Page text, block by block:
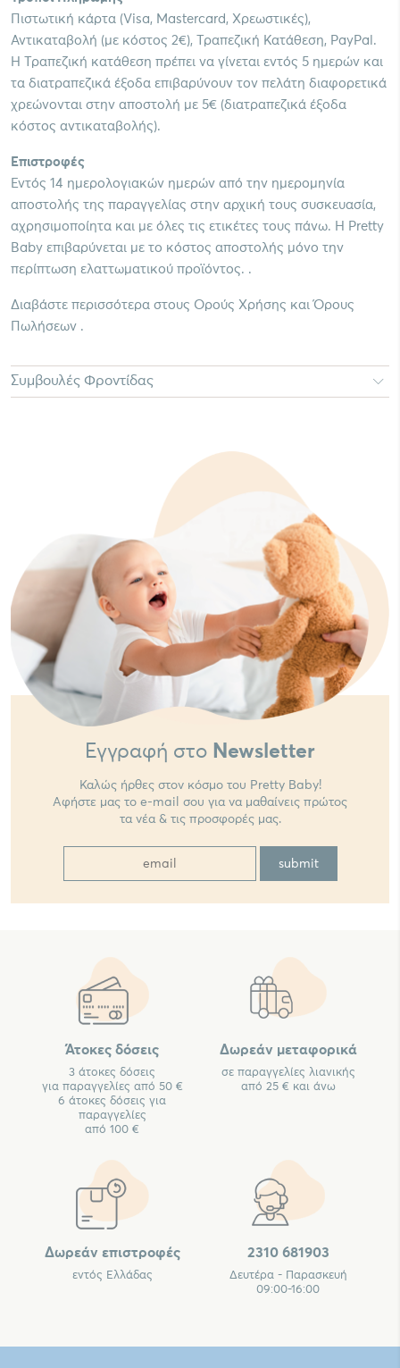
Πιστωτική κάρτα (Visa, Mastercard, Χρεωστικές),
Αντικαταβολή (με κόστος 2€), Τραπεζική Κατάθεση, PayPal.
Η Τραπεζική κατάθεση πρέπει να γίνεται εντός 5 ημερών και
τα διατραπεζικά έξοδα επιβαρύνουν τον πελάτη διαφορετικά
χρεώνονται στην αποστολή με 5€ (διατραπεζικά έξοδα
κόστος αντικαταβολής).
Επιστροφές
Εντός 14 ημερολογιακών ημερών από την ημερομηνία
αποστολής της παραγγελίας στην αρχική τους συσκευασία,
αχρησιμοποίητα και με όλες τις ετικέτες τους πάνω. Η Pretty
Baby επιβαρύνεται με το κόστος αποστολής μόνο την
περίπτωση ελαττωματικού προϊόντος. .
Διαβάστε περισσότερα στους Ορούς Χρήσης και Όρους
Πωλήσεων .
Συμβουλές Φροντίδας
Εγγραφή στο Newsletter
Καλώς ήρθες στον κόσμο του Pretty Baby!
Αφήστε μας το e-mail σου για να μαθαίνεις πρώτος
τα νέα & τις προσφορές μας.
Άτοκες δόσεις
3 άτοκες δόσεις
για παραγγελίες από 50 €
6 άτοκες δόσεις για
παραγγελίες
από 100 €
Δωρεάν μεταφορικά
σε παραγγελίες λιανικής
από 25 € και άνω
Δωρεάν επιστροφές
εντός Ελλάδας
2310 681903
Δευτέρα - Παρασκευή
09:00-16:00